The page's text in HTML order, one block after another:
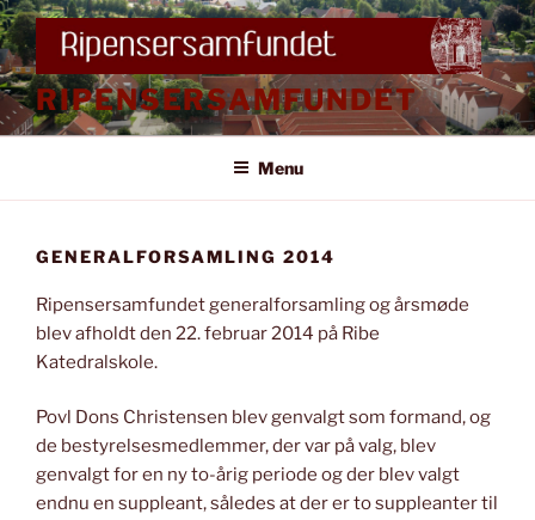
Videre
til
indhold
RIPENSERSAMFUNDET
Menu
GENERALFORSAMLING 2014
Ripensersamfundet generalforsamling og årsmøde
blev afholdt den 22. februar 2014 på Ribe
Katedralskole.
Povl Dons Christensen blev genvalgt som formand, og
de bestyrelsesmedlemmer, der var på valg, blev
genvalgt for en ny to-årig periode og der blev valgt
endnu en suppleant, således at der er to suppleanter til